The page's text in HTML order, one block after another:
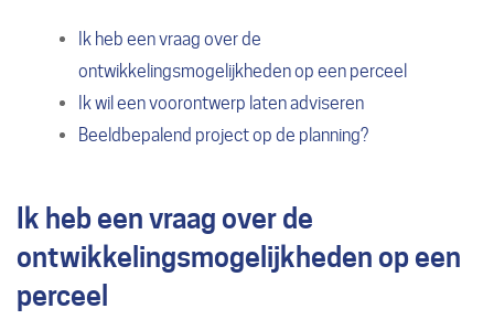
Ik heb een vraag over de
ontwikkelingsmogelijkheden op een perceel
Ik wil een voorontwerp laten adviseren
Beeldbepalend project op de planning?
Ik heb een vraag over de
ontwikkelingsmogelijkheden op een
perceel